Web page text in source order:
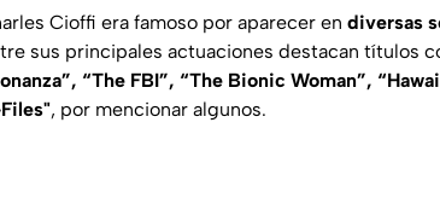
Cioffi era famoso por aparecer en diversas
sus principales actuaciones destacan títulos
“The FBI”, “The Bionic Woman”,
, por mencionar algunos.